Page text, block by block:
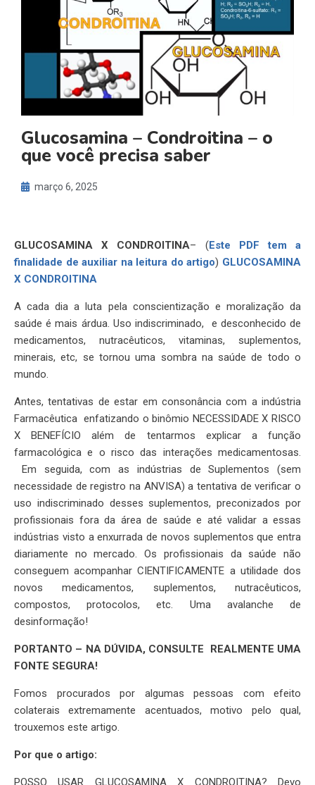
Glucosamina – Condroitina – o
que você precisa saber
março 6, 2025
GLUCOSAMINA X CONDROITINA– (Este PDF tem a
finalidade de auxiliar na leitura do artigo) GLUCOSAMINA
X CONDROITINA
A cada dia a luta pela conscientização e moralização da
saúde é mais árdua. Uso indiscriminado, e desconhecido de
medicamentos, nutracêuticos, vitaminas, suplementos,
minerais, etc, se tornou uma sombra na saúde de todo o
mundo.
Antes, tentativas de estar em consonância com a indústria
Farmacêutica enfatizando o binômio NECESSIDADE X RISCO
X BENEFÍCIO além de tentarmos explicar a função
farmacológica e o risco das interações medicamentosas.
Em seguida, com as indústrias de Suplementos (sem
necessidade de registro na ANVISA) a tentativa de verificar o
uso indiscriminado desses suplementos, preconizados por
profissionais fora da área de saúde e até validar a essas
indústrias visto a enxurrada de novos suplementos que entra
diariamente no mercado. Os profissionais da saúde não
conseguem acompanhar CIENTIFICAMENTE a utilidade dos
novos medicamentos, suplementos, nutracêuticos,
compostos, protocolos, etc. Uma avalanche de
desinformação!
PORTANTO – NA DÚVIDA, CONSULTE REALMENTE UMA
FONTE SEGURA!
Fomos procurados por algumas pessoas com efeito
colaterais extremamente acentuados, motivo pelo qual,
trouxemos este artigo.
Por que o artigo:
POSSO USAR GLUCOSAMINA X CONDROITINA? Devo